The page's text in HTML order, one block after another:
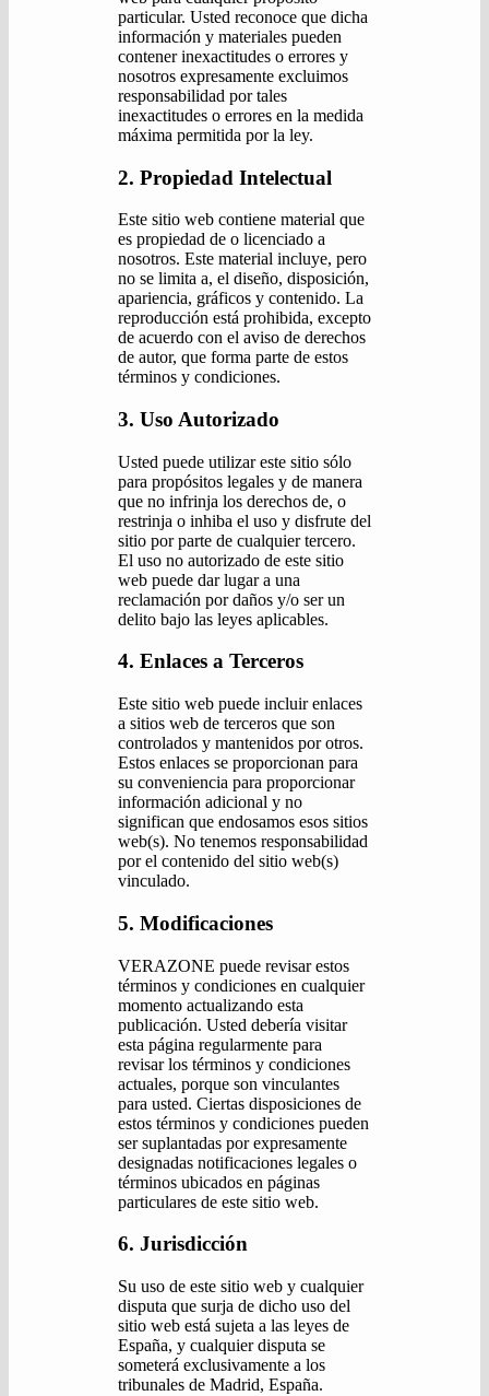
particular. Usted reconoce que dicha
información y materiales pueden
contener inexactitudes o errores y
nosotros expresamente excluimos
responsabilidad por tales
inexactitudes o errores en la medida
máxima permitida por la ley.
2. Propiedad Intelectual
Este sitio web contiene material que
es propiedad de o licenciado a
nosotros. Este material incluye, pero
no se limita a, el diseño, disposición,
apariencia, gráficos y contenido. La
reproducción está prohibida, excepto
de acuerdo con el aviso de derechos
de autor, que forma parte de estos
términos y condiciones.
3. Uso Autorizado
Usted puede utilizar este sitio sólo
para propósitos legales y de manera
que no infrinja los derechos de, o
restrinja o inhiba el uso y disfrute del
sitio por parte de cualquier tercero.
El uso no autorizado de este sitio
web puede dar lugar a una
reclamación por daños y/o ser un
delito bajo las leyes aplicables.
4. Enlaces a Terceros
Este sitio web puede incluir enlaces
a sitios web de terceros que son
controlados y mantenidos por otros.
Estos enlaces se proporcionan para
su conveniencia para proporcionar
información adicional y no
significan que endosamos esos sitios
web(s). No tenemos responsabilidad
por el contenido del sitio web(s)
vinculado.
5. Modificaciones
VERAZONE puede revisar estos
términos y condiciones en cualquier
momento actualizando esta
publicación. Usted debería visitar
esta página regularmente para
revisar los términos y condiciones
actuales, porque son vinculantes
para usted. Ciertas disposiciones de
estos términos y condiciones pueden
ser suplantadas por expresamente
designadas notificaciones legales o
términos ubicados en páginas
particulares de este sitio web.
6. Jurisdicción
Su uso de este sitio web y cualquier
disputa que surja de dicho uso del
sitio web está sujeta a las leyes de
España, y cualquier disputa se
someterá exclusivamente a los
tribunales de Madrid, España.